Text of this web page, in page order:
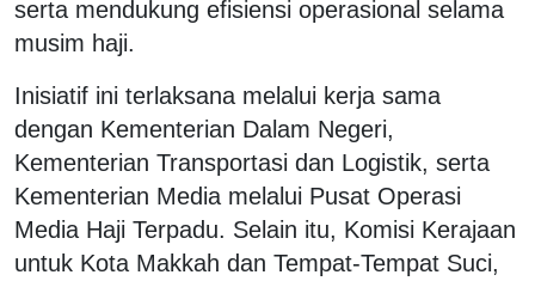
serta mendukung efisiensi operasional selama
musim haji.
Inisiatif ini terlaksana melalui kerja sama
dengan Kementerian Dalam Negeri,
Kementerian Transportasi dan Logistik, serta
Kementerian Media melalui Pusat Operasi
Media Haji Terpadu. Selain itu, Komisi Kerajaan
untuk Kota Makkah dan Tempat-Tempat Suci,